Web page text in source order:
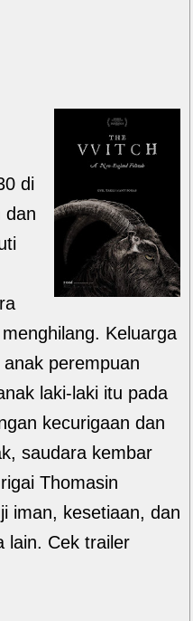
di
dan
Keluarga
perempuan
laki-laki itu pada
kecurigaan dan
saudara kembar
Thomasin
iman, kesetiaan, dan
lain. Cek trailer